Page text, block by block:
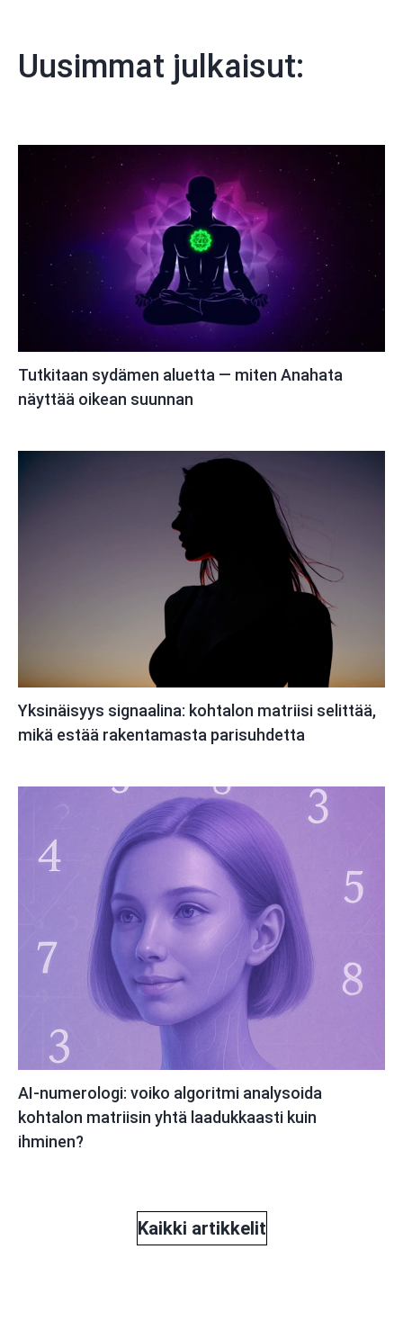
Uusimmat julkaisut:
Tutkitaan sydämen aluetta — miten Anahata
näyttää oikean suunnan
Yksinäisyys signaalina: kohtalon matriisi selittää,
mikä estää rakentamasta parisuhdetta
AI-numerologi: voiko algoritmi analysoida
kohtalon matriisin yhtä laadukkaasti kuin
ihminen?
Kaikki artikkelit